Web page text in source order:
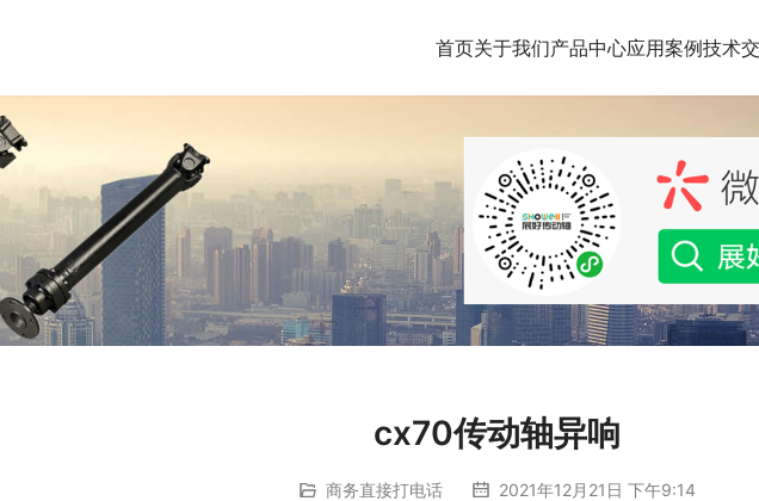
首页关于我们产品中心应用案例技术
cx70传动轴异响
商务直接打电话 2021年12月21日 下午9:14